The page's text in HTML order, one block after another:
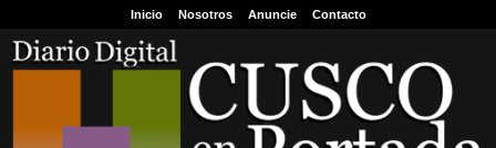
Inicio Nosotros Anuncie Contacto